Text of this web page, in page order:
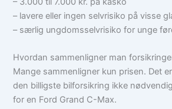
– lavere eller ingen selvrisiko på visse
– særlig ungdomsselvrisiko for unge
Hvordan sammenligner man
Mange sammenligner kun prisen. Det
den billigste bilforsikring ikke
for en Ford Grand C-Max.